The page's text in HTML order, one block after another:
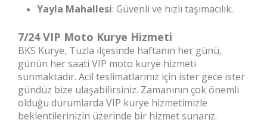
Yayla Mahallesi: Güvenli ve hızlı taşımacılık.
7/24 VIP Moto Kurye Hizmeti
BKS Kurye, Tuzla ilçesinde haftanın her günü,
günün her saati VIP moto kurye hizmeti
sunmaktadır. Acil teslimatlarınız için ister gece ister
gündüz bize ulaşabilirsiniz. Zamanının çok önemli
olduğu durumlarda VIP kurye hizmetimizle
beklentilerinizin üzerinde bir hizmet sunarız.